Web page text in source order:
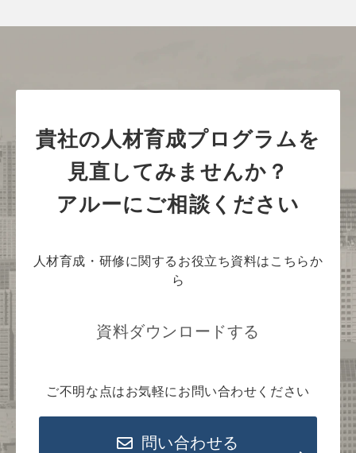
貴社の人材育成プログラムを
見直してみませんか？
アルーにご相談ください
人材育成・研修に関するお役立ち資料はこちらか
ら
資料ダウンロードする
ご不明な点はお気軽にお問い合わせください
問い合わせる